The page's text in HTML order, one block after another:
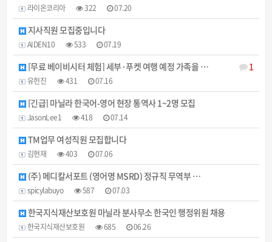
라이온코리아 322 07.20
지사직원 모집중입니다
AIDEN10 533 07.19
1
[무료 베이비시터 체험] 세부·푸켓 여행 예정 가족을 …
유헌진 431 07.16
[긴급] 마닐라 한국어-영어 현장 통역사 1~2명 모집
JasonLee1 418 07.14
TM업무 여성직원 모집합니다
김현재 403 07.06
(주) 메디칼서포트 (영어명 MSRD) 정규직 무역부 …
spicylabuyo 587 07.03
한국지식재산보호원 마닐라 분사무소 한국인 행정위원 채용
한국지식재산보호원 685 06.26